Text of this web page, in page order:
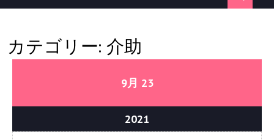
カテゴリー: 介助
9月 09/23/2021
2309/23/2021
2021